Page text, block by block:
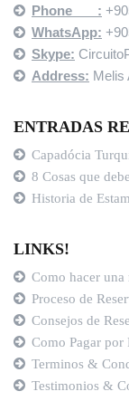
Phone :
WhatsApp:
Skype:
Address: Melis
ENTRADAS
Capadócia
8 Cosas que
Historia de
LINKS!
Como hacer una
Proceso de
Consejos de
Como Pagar por
Terminos &
Testimonios &